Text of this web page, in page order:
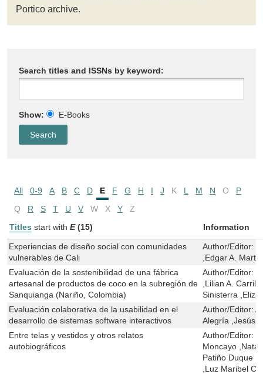
Portico archive.
Search titles and ISSNs by keyword:
Show: E-Books
All 0-9 A B C D E F G H I J K L M N O
P
Q
R S T U V W X Y
Z
Titles start with E (15) Information
Experiencias de diseño social con comunidades
vulnerables de Cali
Author/Editor:
,Edgar A.
Evaluación de la sostenibilidad de una fábrica
artesanal de productos de coco en la subregión de
Sanquianga (Nariño, Colombia)
Author/Editor:
,Lilian A.
Sinisterra
Evaluación colaborativa de la usabilidad en el
desarrollo de sistemas software interactivos
Author/Editor:
Alegría ,Jesús
Entre telas y vestidos y otros relatos
autobiográficos
Author/Editor:
Moncayo
Patiño Duque
,Luz Maribel